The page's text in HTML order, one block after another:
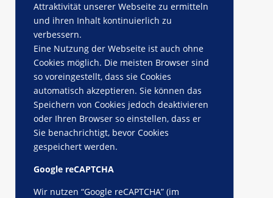
Attraktivität unserer Webseite zu ermitteln
und ihren Inhalt kontinuierlich zu
verbessern.
Eine Nutzung der Webseite ist auch ohne
Cookies möglich. Die meisten Browser sind
so voreingestellt, dass sie Cookies
automatisch akzeptieren. Sie können das
Speichern von Cookies jedoch deaktivieren
oder Ihren Browser so einstellen, dass er
Sie benachrichtigt, bevor Cookies
gespeichert werden.
Google reCAPTCHA
Wir nutzen “Google reCAPTCHA” (im